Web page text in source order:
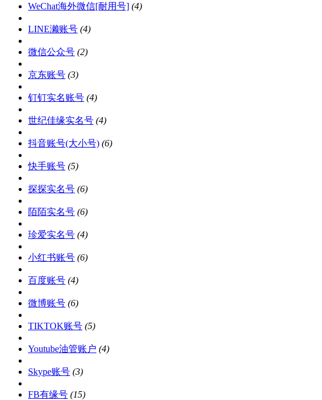
WeChat海外微信[耐用号] (4)
LINE濑账号 (4)
微信公众号 (2)
京东账号 (3)
钉钉实名账号 (4)
世纪佳缘实名号 (4)
抖音账号(大小号) (6)
快手账号 (5)
探探实名号 (6)
陌陌实名号 (6)
珍爱实名号 (4)
小红书账号 (6)
百度账号 (4)
微博账号 (6)
TIKTOK账号 (5)
Youtube油管账户 (4)
Skype账号 (3)
FB有缘号 (15)